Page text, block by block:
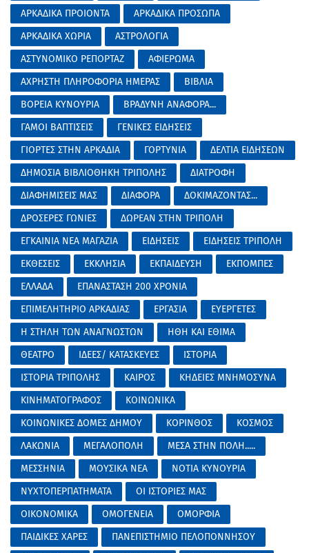
ΑΡΚΑΔΙΚΑ ΠΡΟΙΟΝΤΑ
ΑΡΚΑΔΙΚΑ ΠΡΟΣΩΠΑ
ΑΡΚΑΔΙΚΑ ΧΩΡΙΑ
ΑΣΤΡΟΛΟΓΙΑ
ΑΣΤΥΝΟΜΙΚΟ ΡΕΠΟΡΤΑΖ
ΑΦΙΕΡΩΜΑ
ΑΧΡΗΣΤΗ ΠΛΗΡΟΦΟΡΙΑ ΗΜΕΡΑΣ
ΒΙΒΛΙΑ
ΒΟΡΕΙΑ ΚΥΝΟΥΡΙΑ
ΒΡΑΔΥΝΗ ΑΝΑΦΟΡΑ...
ΓΑΜΟΙ ΒΑΠΤΙΣΕΙΣ
ΓΕΝΙΚΕΣ ΕΙΔΗΣΕΙΣ
ΓΙΟΡΤΕΣ ΣΤΗΝ ΑΡΚΑΔΙΑ
ΓΟΡΤΥΝΙΑ
ΔΕΛΤΙΑ ΕΙΔΗΣΕΩΝ
ΔΗΜΟΣΙΑ ΒΙΒΛΙΟΘΗΚΗ ΤΡΙΠΟΛΗΣ
ΔΙΑΤΡΟΦΗ
ΔΙΑΦΗΜΙΣΕΙΣ ΜΑΣ
ΔΙΑΦΟΡΑ
ΔΟΚΙΜΑΖΟΝΤΑΣ...
ΔΡΟΣΕΡΕΣ ΓΩΝΙΕΣ
ΔΩΡΕΑΝ ΣΤΗΝ ΤΡΙΠΟΛΗ
ΕΓΚΑΙΝΙΑ ΝΕΑ ΜΑΓΑΖΙΑ
ΕΙΔΗΣΕΙΣ
ΕΙΔΗΣΕΙΣ ΤΡΙΠΟΛΗ
ΕΚΘΕΣΕΙΣ
ΕΚΚΛΗΣΙΑ ΕΚΠΑΙΔΕΥΣΗ
ΕΚΠΟΜΠΕΣ
ΕΛΛΑΔΑ
ΕΠΑΝΑΣΤΑΣΗ 200 ΧΡΟΝΙΑ
ΕΠΙΜΕΛΗΤΗΡΙΟ ΑΡΚΑΔΙΑΣ
ΕΡΓΑΣΙΑ
ΕΥΕΡΓΕΤΕΣ
Η ΣΤΗΛΗ ΤΩΝ ΑΝΑΓΝΩΣΤΩΝ
ΗΘΗ ΚΑΙ ΕΘΙΜΑ
ΘΕΑΤΡΟ
ΙΔΕΕΣ/ ΚΑΤΑΣΚΕΥΕΣ
ΙΣΤΟΡΙΑ
ΙΣΤΟΡΙΑ ΤΡΙΠΟΛΗΣ
ΚΑΙΡΟΣ
ΚΗΔΕΙΕΣ ΜΝΗΜΟΣΥΝΑ
ΚΙΝΗΜΑΤΟΓΡΑΦΟΣ
ΚΟΙΝΩΝΙΚΑ
ΚΟΙΝΩΝΙΚΕΣ ΔΟΜΕΣ ΔΗΜΟΥ
ΚΟΡΙΝΘΟΣ
ΚΟΣΜΟΣ
ΛΑΚΩΝΙΑ
ΜΕΓΑΛΟΠΟΛΗ
ΜΕΣΑ ΣΤΗΝ ΠΟΛΗ.....
ΜΕΣΣΗΝΙΑ
ΜΟΥΣΙΚΑ ΝΕΑ
ΝΟΤΙΑ ΚΥΝΟΥΡΙΑ
ΝΥΧΤΟΠΕΡΠΑΤΗΜΑΤΑ
ΟΙ ΙΣΤΟΡΙΕΣ ΜΑΣ
ΟΙΚΟΝΟΜΙΚΑ
ΟΜΟΓΕΝΕΙΑ
ΟΜΟΡΦΙΑ
ΠΑΙΔΙΚΕΣ ΧΑΡΕΣ
ΠΑΝΕΠΙΣΤΗΜΙΟ ΠΕΛΟΠΟΝΝΗΣΟΥ